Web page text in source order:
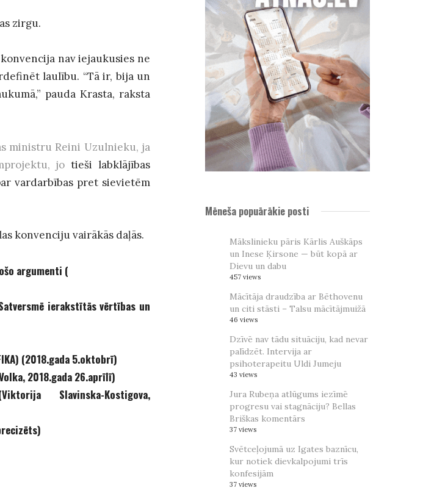
zirgu.
nav iejaukusies ne
laulību. “Tā ir, bija un
pauda Krasta, raksta
ministru Reini Uzulnieku, ja
jotieši labklājības
vardarbības pret sievietēm
konvenciju vairākās daļās.
argumenti (
ierakstītās vērtības un
(2018.gada 5.oktobrī)
2018.gada 26.aprīlī)
Slavinska-Kostigova,
Mēneša popuārākie posti
Mākslinieku pāris Kārlis Auškāps
un Inese Ķirsone — būt kopā ar
Dievu un dabu
457 views
Mācītāja draudzība ar Bēthovenu
un citi stāsti – Talsu mācītājmuižā
46 views
Dzīvē nav tādu situāciju, kad nevar
palīdzēt. Intervija ar
psihoterapeitu Uldi Jumeju
43 views
Jura Rubeņa atlūgums iezīmē
progresu vai stagnāciju? Bellas
Briškas komentārs
37 views
Svētceļojumā uz Igates baznīcu,
kur notiek dievkalpojumi trīs
konfesijām
37 views